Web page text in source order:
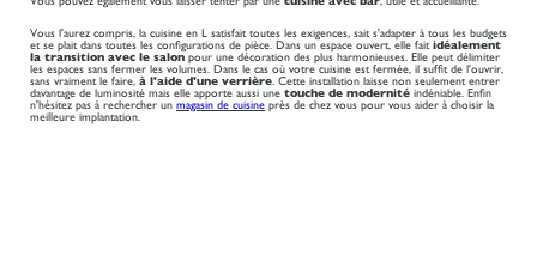
Vous l'aurez compris, la cuisine en L satisfait toutes les exigences, sait s'adapter à tous les budgets
et se plait dans toutes les configurations de pièce. Dans un espace ouvert, elle fait idéalement
la transition avec le salon pour une décoration des plus harmonieuses. Elle peut délimiter
les espaces sans fermer les volumes. Dans le cas où votre cuisine est fermée, il suffit de l'ouvrir,
sans vraiment le faire, à l'aide d'une verrière . Cette installation laisse non seulement entrer
davantage de luminosité mais elle apporte aussi une touche de modernité indéniable. Enfin
n'hésitez pas à rechercher un magasin de cuisine près de chez vous pour vous aider à choisir la
meilleure implantation.